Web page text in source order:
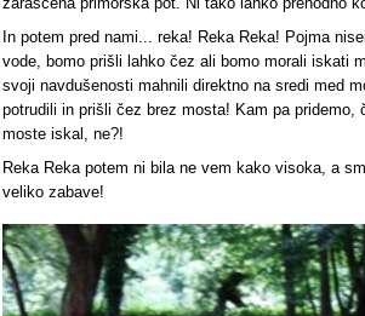
In potem pred nami... reka! Reka Reka! Pojma
vode, bomo prišli lahko čez ali bomo morali iskati
svoji navdušenosti mahnili direktno na sredi med
potrudili in prišli čez brez mosta! Kam pa pridemo,
moste iskal, ne?!
Reka Reka potem ni bila ne vem kako visoka, a
veliko zabave!